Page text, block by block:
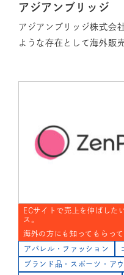
アジアンブリッジ
アジアンブリッジ株式会
ような存在として海外販
ECサイトで売上を伸ばした
ス。
海外の方にも知ってもらって
アパレル・ファッション
ブランド品・スポーツ・ア